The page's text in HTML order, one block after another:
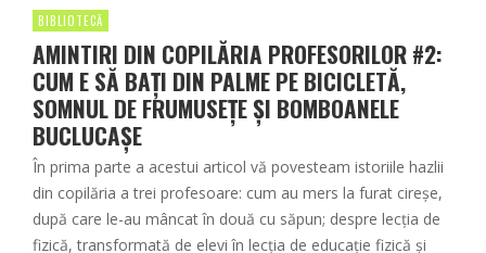
BIBLIOTECĂ
AMINTIRI DIN COPILĂRIA PROFESORILOR #2:
CUM E SĂ BAȚI DIN PALME PE BICICLETĂ,
SOMNUL DE FRUMUSEȚE ȘI BOMBOANELE
BUCLUCAȘE
În prima parte a acestui articol vă povesteam istoriile hazlii
din copilăria a trei profesoare: cum au mers la furat cireșe,
după care le-au mâncat în două cu săpun; despre lecția de
fizică, transformată de elevi în lecția de educație fizică și